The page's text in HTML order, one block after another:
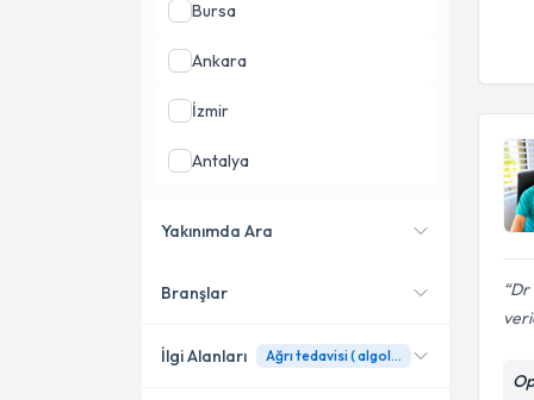
Dr
Bursa
Ankara
İzmir
Antalya
Yakınımda Ara
Konumuma yakın uzmanları
Branşlar
İlgi Alanları Ağrı tedavisi ( algoloji )